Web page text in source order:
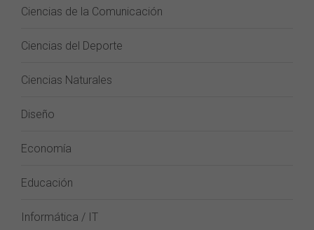
Ciencias de la Comunicación
Ciencias del Deporte
Ciencias Naturales
Diseño
Economía
Educación
Informática / IT